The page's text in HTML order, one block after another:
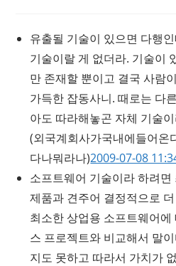
유출될 기술이 있으면 다행
기술이랄 게 없더라. 기술이
만 존재할 뿐이고 결국 사람
가득한 잡동사니. 때로는 다
아도 따라해놓곤 자체 기술
(외국계회사가국내에들어온
다나뭐라나)2009-07-08
소프트웨어 기술이라 하려
제품과 견주어 결정적으로
최소한 상업용 소프트웨어
스 프로젝트와 비교해서 말
지도 못하고 따라서 가치가